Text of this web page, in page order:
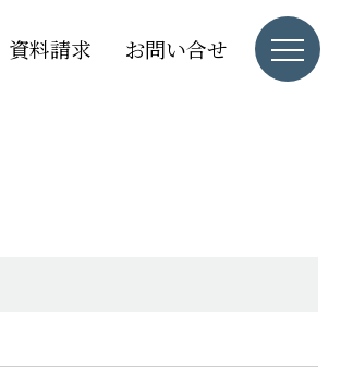
資料請求 お問い合せ